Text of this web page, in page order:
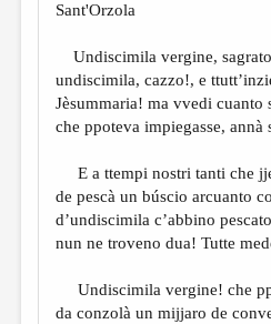
МАЛАЯ ПРОЗА
ЭССЕИСТИКА
ЛИТЕРАТУРОВЕДЕНИЕ
КУЛЬТУРОВЕДЕНИЕ
ПУБЛИЦИСТИКА
ЦИКЛЫ ПУБЛИКАЦИЙ
Sant'Orzola
Undiscimila vergine,
undiscimila, cazzo!, e
Jèsummaria! ma vvedi cuanto
che ppoteva impiegasse, annà
E a ttempi nostri tanti che
de pescà un búscio arcuanto
d’undiscimila c’abbino pescato
nun ne troveno dua! Tutte
Undiscimila vergine! che
da conzolà un mijjaro de